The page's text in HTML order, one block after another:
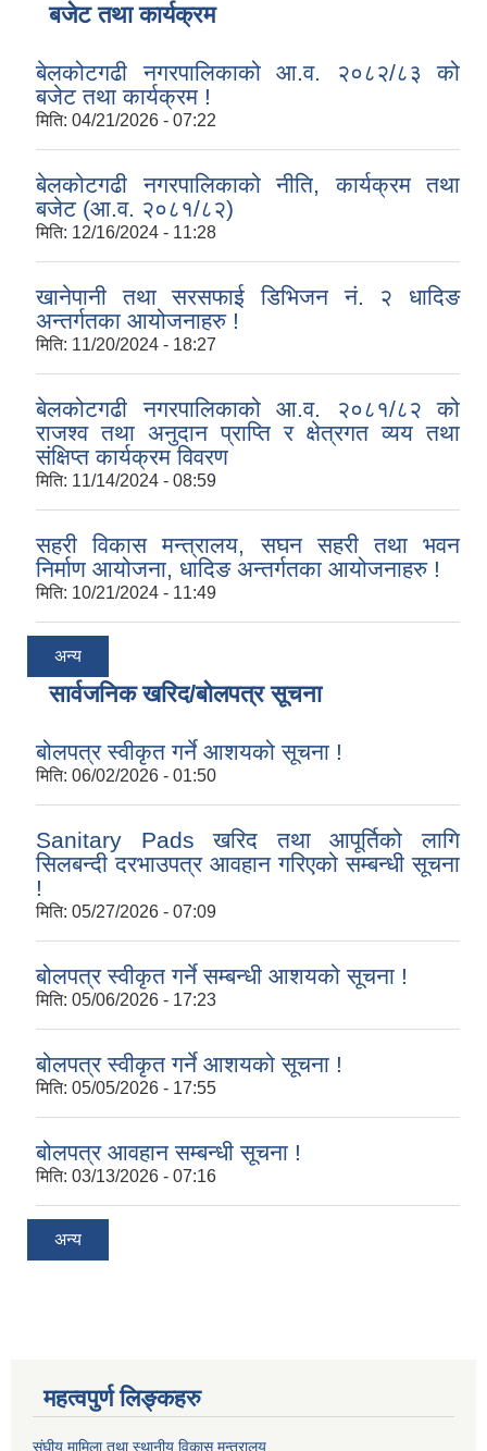
बजेट तथा कार्यक्रम
बेलकोटगढी नगरपालिकाको आ.व. २०८२/८३ को
बजेट तथा कार्यक्रम !
मिति: 04/21/2026 - 07:22
बेलकोटगढी नगरपालिकाको नीति, कार्यक्रम तथा
बजेट (आ.व. २०८१/८२)
मिति: 12/16/2024 - 11:28
खानेपानी तथा सरसफाई डिभिजन नं. २ धादिङ
अन्तर्गतका आयोजनाहरु !
मिति: 11/20/2024 - 18:27
बेलकोटगढी नगरपालिकाको आ.व. २०८१/८२ को
राजश्व तथा अनुदान प्राप्ति र क्षेत्रगत व्यय तथा
संक्षिप्त कार्यक्रम विवरण
मिति: 11/14/2024 - 08:59
सहरी विकास मन्त्रालय, सघन सहरी तथा भवन
निर्माण आयोजना, धादिङ अन्तर्गतका आयोजनाहरु !
मिति: 10/21/2024 - 11:49
अन्य
सार्वजनिक खरिद/बोलपत्र सूचना
बोलपत्र स्वीकृत गर्ने आशयको सूचना !
मिति: 06/02/2026 - 01:50
Sanitary Pads खरिद तथा आपूर्तिको लागि
सिलबन्दी दरभाउपत्र आवहान गरिएको सम्बन्धी सूचना
!
मिति: 05/27/2026 - 07:09
बोलपत्र स्वीकृत गर्ने सम्बन्धी आशयको सूचना !
मिति: 05/06/2026 - 17:23
बोलपत्र स्वीकृत गर्ने आशयको सूचना !
मिति: 05/05/2026 - 17:55
बोलपत्र आवहान सम्बन्धी सूचना !
मिति: 03/13/2026 - 07:16
अन्य
महत्वपुर्ण लिङ्कहरु
संघीय मामिला तथा स्थानीय विकास मन्त्रालय